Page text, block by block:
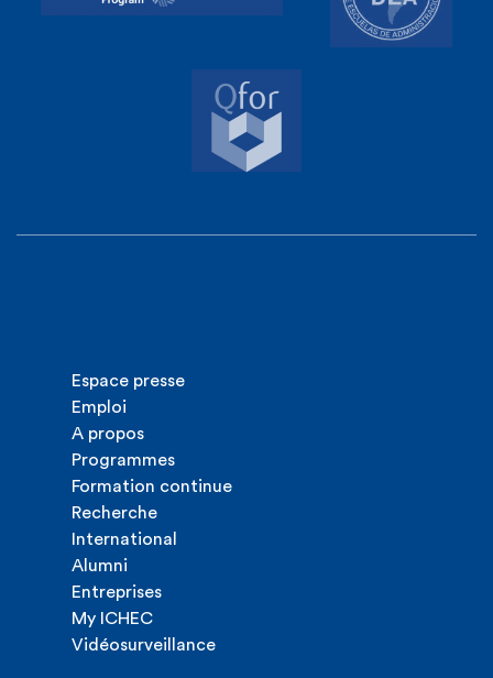
Espace presse
Emploi
A propos
Programmes
Formation continue
Recherche
International
Alumni
Entreprises
My ICHEC
Vidéosurveillance